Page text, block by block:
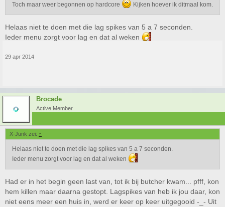
Toch maar weer begonnen op hardcore Kijken hoever ik ditmaal kom.
Helaas niet te doen met die lag spikes van 5 a 7 seconden.
Ieder menu zorgt voor lag en dat al weken
29 apr 2014
Brocade
Active Member
X-Junk zei: ↑
Helaas niet te doen met die lag spikes van 5 a 7 seconden.
Ieder menu zorgt voor lag en dat al weken
Had er in het begin geen last van, tot ik bij butcher kwam... pfff, kon
hem killen maar daarna gestopt. Lagspikes van heb ik jou daar, kon
niet eens meer een huis in, werd er keer op keer uitgegooid -_- Uit